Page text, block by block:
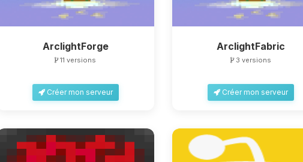
ArclightForge
11 versions
Créer mon serveur
ArclightFabric
3 versions
Créer mon serveur